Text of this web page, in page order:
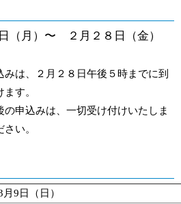
月）〜 ２月２８日（金）
２月２８日午後５時までに到
す。
みは、一切受け付けいたしま
い。
9日（日）